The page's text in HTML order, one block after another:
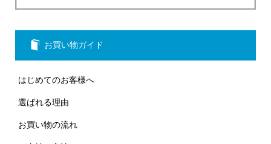
お買い物ガイド
はじめてのお客様へ
選ばれる理由
お買い物の流れ